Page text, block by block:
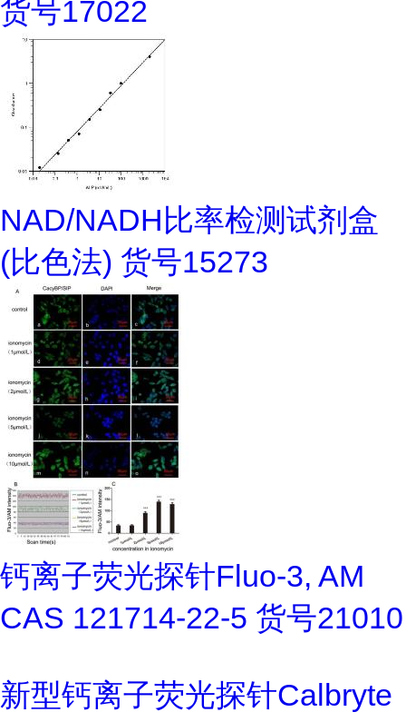
货号17022
NAD/NADH比率检测试剂盒
(比色法) 货号15273
钙离子荧光探针Fluo-3, AM
CAS 121714-22-5 货号21010
新型钙离子荧光探针Calbryte